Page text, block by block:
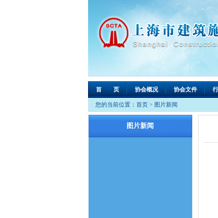
首 页 协会概况 协会文件
您的当前位置： 首页 > 图片新闻
图片新闻